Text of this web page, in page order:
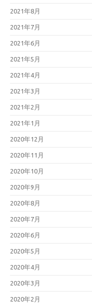
2021年8月
2021年7月
2021年6月
2021年5月
2021年4月
2021年3月
2021年2月
2021年1月
2020年12月
2020年11月
2020年10月
2020年9月
2020年8月
2020年7月
2020年6月
2020年5月
2020年4月
2020年3月
2020年2月